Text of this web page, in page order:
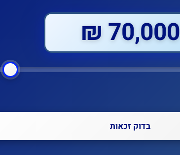
70,000 ₪
בדוק זכאות